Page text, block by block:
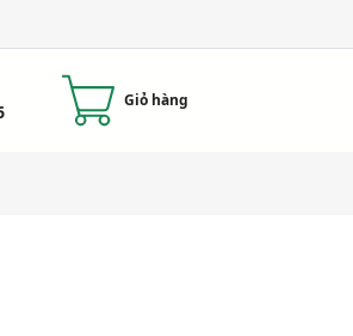
Giỏ hàng